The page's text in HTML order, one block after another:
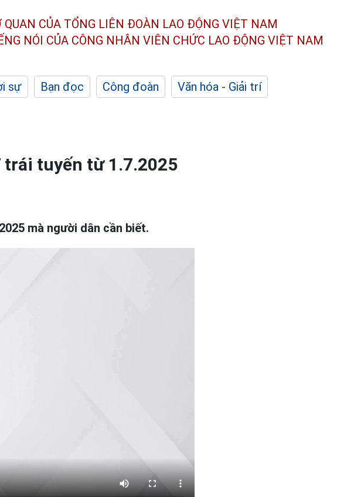
QUAN CỦA TỔNG LIÊN ĐOÀN LAO ĐỘNG VIỆT NAM
NÓI CỦA CÔNG NHÂN VIÊN CHỨC LAO ĐỘNG VIỆT NAM
sự Bạn đọc Công đoàn
Văn hóa - Giải trí
trái tuyến từ 1.7.2025
mà người dân cần biết.